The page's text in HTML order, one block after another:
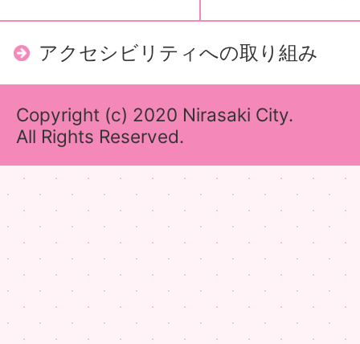
アクセシビリティへの取り組み
Copyright (c) 2020 Nirasaki City.
All Rights Reserved.